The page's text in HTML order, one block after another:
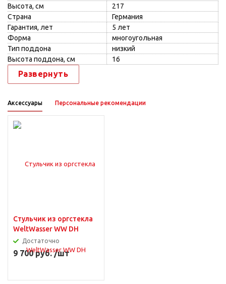
Высота, см
217
Страна
Германия
Гарантия, лет
5 лет
Форма
многоугольная
Тип поддона
низкий
Высота поддона, см
16
Развернуть
Аксессуары Персональные рекомендации
Стульчик из оргстекла
WeltWasser WW DH
Достаточно
9 700 руб. /шт